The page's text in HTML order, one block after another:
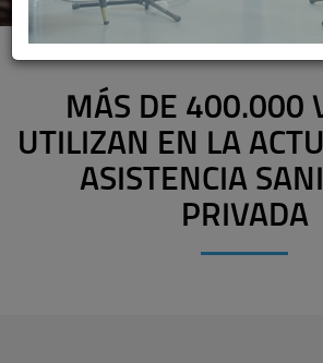
MÁS DE 400.000
UTILIZAN EN LA
ASISTENCIA
PRIVADA